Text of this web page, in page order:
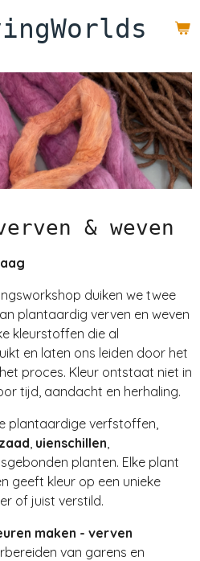
& weven
duiken we twee
plantaardig verven en weven
kleurstoffen die al
en laten ons leiden door het
proces. Kleur ontstaat niet in
tijd, aandacht en herhaling.
plantaardige verfstoffen,
uienschillen
planten. Elke plant
geeft kleur op een unieke
of juist verstild.
maken - verven
van garens en